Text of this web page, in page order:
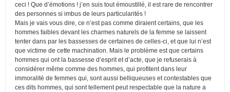
ceci ! Que d’émotions ! j’en suis tout émoustillé, il est rare de rencontrer
des personnes si imbus de leurs particularités !
Mais je vais vous dire, ce n’est pas comme diraient certains, que les
hommes faibles devant les charmes naturels de la femme se laissent
tenter dans par les bassesses de certaines de celles-ci, et que lui n’est
que victime de cette machination. Mais le problème est que certains
hommes qui ont la bassesse d’esprit et d’acte, que je refuserais à
considérer même comme des hommes, qui profitent dans leur
immoralité de femmes qui, sont aussi belliqueuses et contestables que
ces dits hommes, qui sont tellement peut respectable que la nature a